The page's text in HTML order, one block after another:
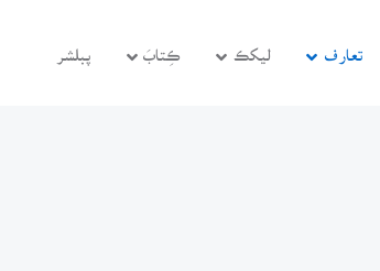
تعارف ليکڪ ڪِتابَ پبلشر